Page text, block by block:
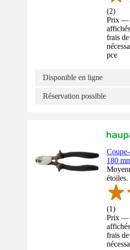
(2)
Prix —
frais
pce
Disponible en ligne
Réservation possible
180
(1)
Prix —
frais